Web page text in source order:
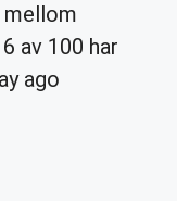
mellom
av 100 har
ago